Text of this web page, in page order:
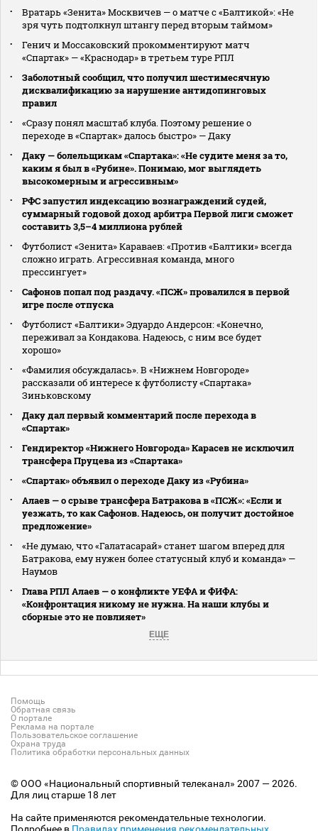
Вратарь «Зенита» Москвичев — о матче с «Балтикой»: «Не
зря чуть подтолкнул штангу перед вторым таймом»
Генич и Моссаковский прокомментируют матч
«Спартак» — «Краснодар» в третьем туре РПЛ
Заболотный сообщил, что получил шестимесячную
дисквалификацию за нарушение антидопинговых
правил
«Сразу понял масштаб клуба. Поэтому решение о
переходе в «Спартак» далось быстро» — Даку
Даку — болельщикам «Спартака»: «Не судите меня за то,
каким я был в «Рубине». Понимаю, мог выглядеть
высокомерным и агрессивным»
РФС запустил индексацию вознаграждений судей,
суммарный годовой доход арбитра Первой лиги сможет
составить 3,5–4 миллиона рублей
Футболист «Зенита» Караваев: «Против «Балтики» всегда
сложно играть. Агрессивная команда, много
прессингует»
Сафонов попал под раздачу. «ПСЖ» провалился в первой
игре после отпуска
Футболист «Балтики» Эдуардо Андерсон: «Конечно,
переживал за Кондакова. Надеюсь, с ним все будет
хорошо»
«Фамилия обсуждалась». В «Нижнем Новгороде»
рассказали об интересе к футболисту «Спартака»
Зиньковскому
Даку дал первый комментарий после перехода в
«Спартак»
Гендиректор «Нижнего Новгорода» Карасев не исключил
трансфера Пруцева из «Спартака»
«Спартак» объявил о переходе Даку из «Рубина»
Алаев — о срыве трансфера Батракова в «ПСЖ»: «Если и
уезжать, то как Сафонов. Надеюсь, он получит достойное
предложение»
«Не думаю, что «Галатасарай» станет шагом вперед для
Батракова, ему нужен более статусный клуб и команда» —
Наумов
Глава РПЛ Алаев — о конфликте УЕФА и ФИФА:
«Конфронтация никому не нужна. На наши клубы и
сборные это не повлияет»
ЕЩЕ
Помощь
Обратная связь
О портале
Реклама на портале
Пользовательское соглашение
Охрана труда
Политика обработки персональных данных
© ООО «Национальный спортивный телеканал» 2007 — 2026.
Для лиц старше 18 лет
На сайте применяются рекомендательные технологии.
Подробнее в Правилах применения рекомендательных